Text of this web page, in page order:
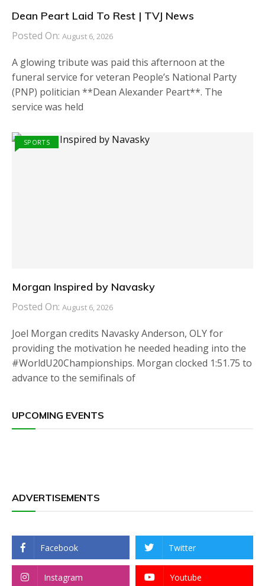
Dean Peart Laid To Rest | TVJ News
Posted On: August 6, 2026
A glowing tribute was paid this afternoon at the
funeral service for veteran People’s National Party
(PNP) politician **Dean Alexander Peart**. The
service was held
SPORTS
Morgan Inspired by Navasky
Posted On: August 6, 2026
Joel Morgan credits Navasky Anderson, OLY for
providing the motivation he needed heading into the
#WorldU20Championships. Morgan clocked 1:51.75 to
advance to the semifinals of
UPCOMING EVENTS
ADVERTISEMENTS
Facebook Twitter
Instagram Youtube